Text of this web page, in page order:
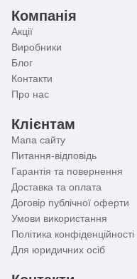
Компанія
Акції
Виробники
Блог
Контакти
Про нас
Клієнтам
Мапа сайту
Питання-відповідь
Гарантія та повернення
Доставка та оплата
Договір публічної оферти
Умови використання
Політика конфіденційності
Для юридичних осіб